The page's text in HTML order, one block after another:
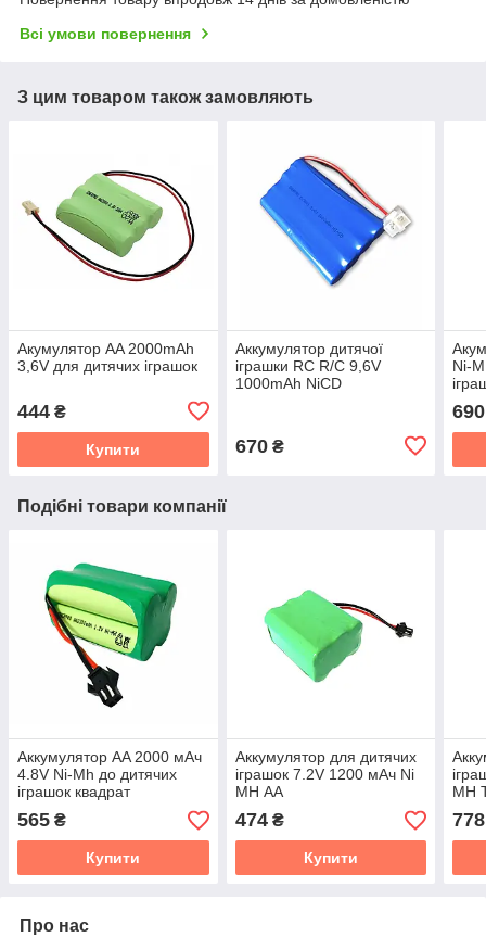
Всі умови повернення
З цим товаром також замовляють
Акумулятор AA 2000mAh
3,6V для дитячих іграшок
444 ₴
Купити
Аккумулятор дитячої
іграшки RC R/C 9,6V
1000mAh NiCD
670₴
Ni-
690
Подібні товари компанії
Аккумулятор AA 2000 мАч
4.8V Ni-Mh до дитячих
іграшок квадрат
565 ₴
Купити
Аккумулятор для дитячих
іграшок 7.2V 1200 мАч Ni
MH АА
474₴
Купити
MH
778
Про нас